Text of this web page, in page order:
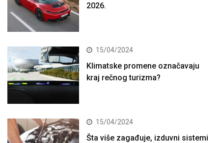
2026.
15/04/2024
Klimatske promene označavaju
kraj rečnog turizma?
15/04/2024
Šta više zagađuje, izduvni sistemi